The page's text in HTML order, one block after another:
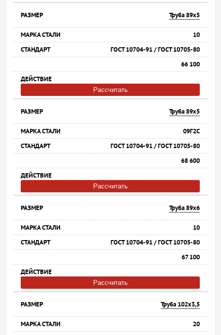
Труба 89х5
10
ГОСТ 10704-91 / ГОСТ 10705-80
66 100
Рассчитать
Труба 89х5
09Г2С
ГОСТ 10704-91 / ГОСТ 10705-80
68 600
Рассчитать
Труба 89х6
10
ГОСТ 10704-91 / ГОСТ 10705-80
67 100
Рассчитать
Труба 102х3,5
20